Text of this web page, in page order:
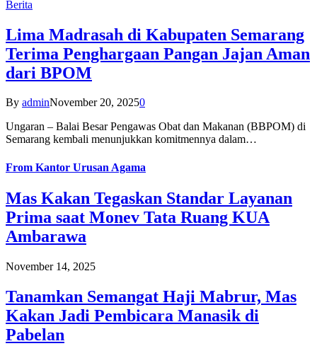
Berita
Lima Madrasah di Kabupaten Semarang
Terima Penghargaan Pangan Jajan Aman
dari BPOM
By adminNovember 20, 20250
Ungaran – Balai Besar Pengawas Obat dan Makanan (BBPOM) di
Semarang kembali menunjukkan komitmennya dalam…
From Kantor Urusan Agama
Mas Kakan Tegaskan Standar Layanan
Prima saat Monev Tata Ruang KUA
Ambarawa
November 14, 2025
Tanamkan Semangat Haji Mabrur, Mas
Kakan Jadi Pembicara Manasik di
Pabelan